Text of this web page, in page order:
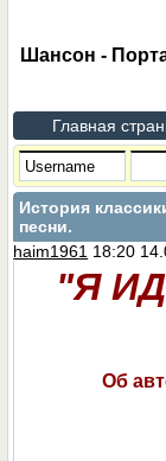
Шансон -
Главная
История
песни.
haim1961 18:20
"Я
Об